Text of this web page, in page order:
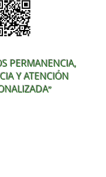
PERMANENCIA,
Y ATENCIÓN
”